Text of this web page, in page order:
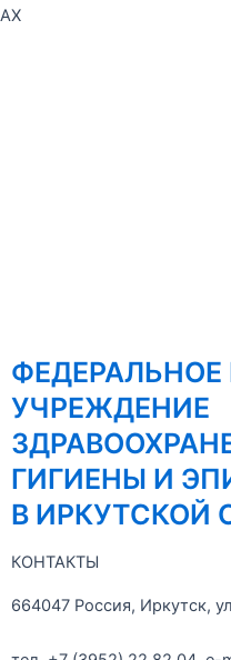
АХ
УЧРЕЖДЕНИЕ
ГИГИЕНЫ И
В ИРКУТСКОЙ
КОНТАКТЫ
664047 Россия, Иркутск,